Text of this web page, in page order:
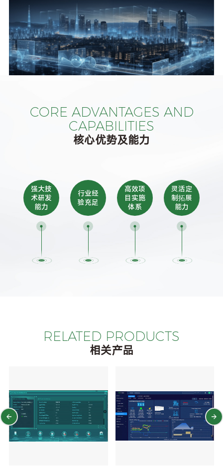
CORE ADVANTAGES AND
CAPABILITIES
核心优势及能力
强大技
术研发
能力
行业经
验充足
高效项
目实施
体系
灵活定
制拓展
能力
RELATED PRODUCTS
相关产品